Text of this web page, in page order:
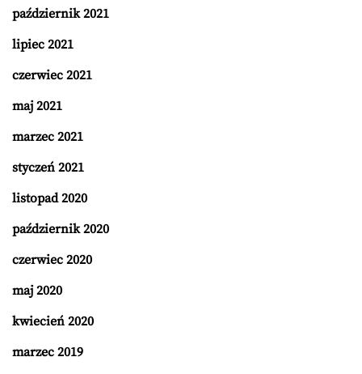
październik 2021
lipiec 2021
czerwiec 2021
maj 2021
marzec 2021
styczeń 2021
listopad 2020
październik 2020
czerwiec 2020
maj 2020
kwiecień 2020
marzec 2019